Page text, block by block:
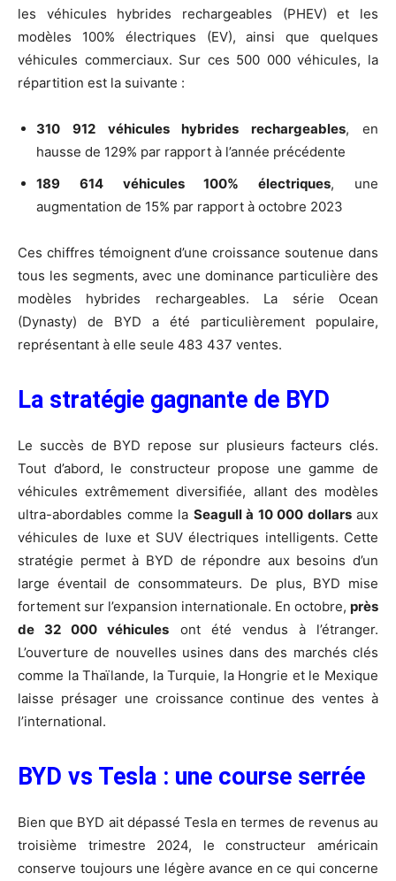
les véhicules hybrides rechargeables (PHEV) et les
modèles 100% électriques (EV), ainsi que quelques
véhicules commerciaux. Sur ces 500 000 véhicules, la
répartition est la suivante :
310 912 véhicules hybrides rechargeables, en
hausse de 129% par rapport à l’année précédente
189 614 véhicules 100% électriques, une
augmentation de 15% par rapport à octobre 2023
Ces chiffres témoignent d’une croissance soutenue dans
tous les segments, avec une dominance particulière des
modèles hybrides rechargeables. La série Ocean
(Dynasty) de BYD a été particulièrement populaire,
représentant à elle seule 483 437 ventes.
La stratégie gagnante de BYD
Le succès de BYD repose sur plusieurs facteurs clés.
Tout d’abord, le constructeur propose une gamme de
véhicules extrêmement diversifiée, allant des modèles
ultra-abordables comme la Seagull à 10 000 dollarsaux
véhicules de luxe et SUV électriques intelligents. Cette
stratégie permet à BYD de répondre aux besoins d’un
large éventail de consommateurs. De plus, BYD mise
fortement sur l’expansion internationale. En octobre, près
de 32 000 véhicules ont été vendus à l’étranger.
L’ouverture de nouvelles usines dans des marchés clés
comme la Thaïlande, la Turquie, la Hongrie et le Mexique
laisse présager une croissance continue des ventes à
l’international.
BYD vs Tesla : une course serrée
Bien que BYD ait dépassé Tesla en termes de revenus au
troisième trimestre 2024, le constructeur américain
conserve toujours une légère avance en ce qui concerne